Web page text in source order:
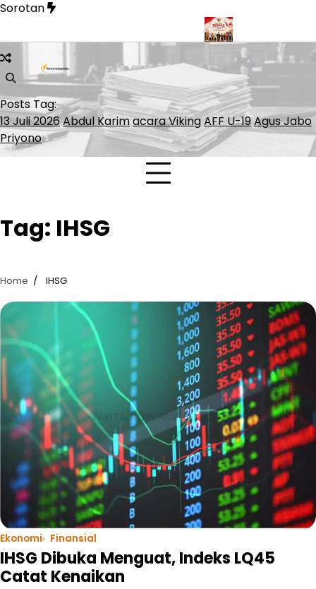
Skip
content
Sorotan
Miskin Akses Kepesertaan JKN FORMAS Kukuhkan 20
Posts Tag:
13 Juli 2026Abdul Karimacara VikingAFF U-19Agus Jabo
Priyono
Tag: IHSG
Home IHSG
Ekonomi Finansial
IHSG Dibuka Menguat, Indeks LQ45
Catat Kenaikan